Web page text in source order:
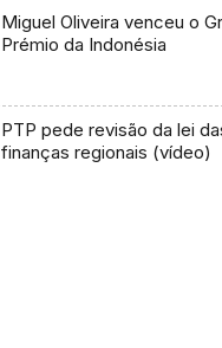
Miguel Oliveira venceu o
Prémio da Indonésia
PTP pede revisão da lei
finanças regionais (vídeo)